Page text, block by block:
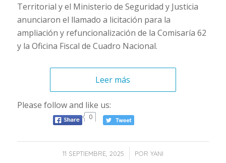
Territorial y el Ministerio de Seguridad y Justicia
anunciaron el llamado a licitación para la
ampliación y refuncionalización de la Comisaría 62
y la Oficina Fiscal de Cuadro Nacional.
Leer más
Please follow and like us:
0
11 SEPTIEMBRE, 2025
/ POR YANI